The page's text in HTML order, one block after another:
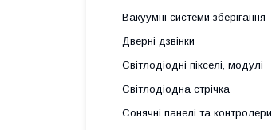
Вакуумні системи зберігання
Дверні дзвінки
Світлодіодні пікселі, модулі
Світлодіодна стрічка
Сонячні панелі та контролери